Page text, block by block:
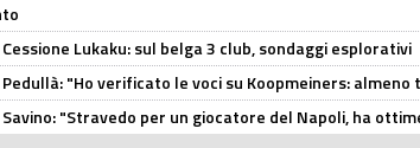
Cessione Lukaku: sul belga 3 club, sondaggi esplorativi
Pedullà: "Ho verificato le voci su Koopmeiners:
Savino: "Stravedo per un giocatore del Napoli, ha